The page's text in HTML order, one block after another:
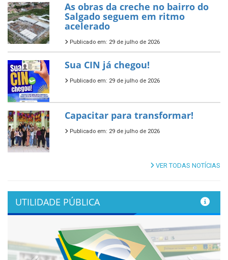
As obras da creche no bairro do
Salgado seguem em ritmo
acelerado
Publicado em: 29 de julho de 2026
Sua CIN já chegou!
Publicado em: 29 de julho de 2026
Capacitar para transformar!
Publicado em: 29 de julho de 2026
VER TODAS NOTÍCIAS
UTILIDADE PÚBLICA